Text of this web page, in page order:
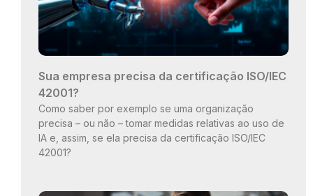
Sua empresa precisa da certificação ISO/IEC
42001?
Como saber por exemplo se uma organização
precisa – ou não – tomar medidas relativas ao uso de
IA e, assim, se ela precisa da certificação ISO/IEC
42001?